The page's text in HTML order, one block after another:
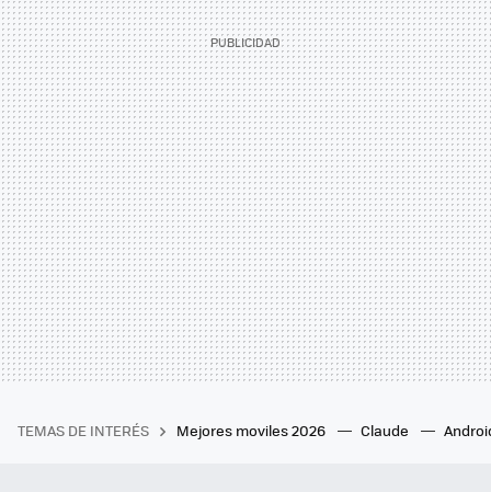
TEMAS DE INTERÉS Mejores moviles 2026 Claude